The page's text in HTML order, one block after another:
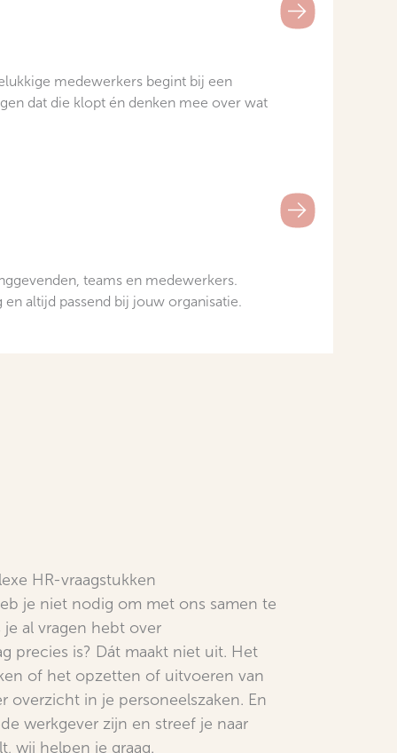
medewerkers begint bij een
dat die klopt én denken mee over wat
teams en medewerkers.
altijd passend bij jouw organisatie.
HR-vraagstukken
je niet nodig om met ons samen te
al vragen hebt over
precies is? Dát maakt niet uit. Het
of het opzetten of uitvoeren van
overzicht in je personeelszaken. En
werkgever zijn en streef je naar
wij helpen je graag.